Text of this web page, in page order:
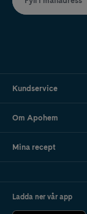
Kundservice
Om Apohem
Mina recept
Ladda ner vår app